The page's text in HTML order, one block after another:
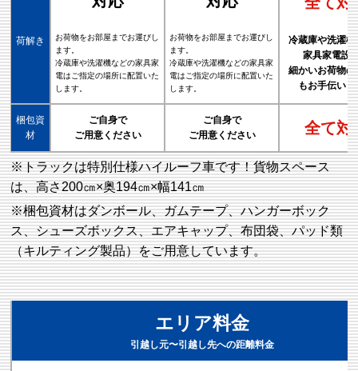
荷解き
お荷物をお部屋までお運びし
ます。
冷蔵庫や洗濯機などの家具家
電はご指定の場所に配置いた
します。
お荷物をお部屋までお運びし
ます。
冷蔵庫や洗濯機などの家具家
電はご指定の場所に配置いた
します。
冷蔵庫や洗濯機
家具家電設
細かいお荷物の
もお手伝いし
梱包資
材
ご自身で
ご用意ください
ご自身で
ご用意ください
全て対
※トラックは特別仕様ハイルーフ車です！貨物スペース
は、高さ200㎝×奥194㎝×幅141㎝
※梱包資材はダンボール、ガムテープ、ハンガーボック
ス、シューズボックス、エアキャップ、布団袋、パッド類
（キルティング製品）をご用意しています。
エリア料金
引越し元〜引越し先への距離料金